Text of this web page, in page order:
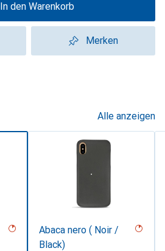
In den Warenkorb
Merken
Alle anzeigen
Abaca nero ( Noir /
Black)